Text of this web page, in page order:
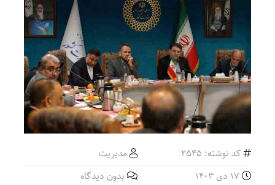
کد نوشته: 2545
مدیریت
بدون دیدگاه